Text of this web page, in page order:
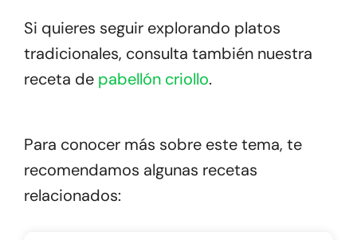
Si quieres seguir explorando platos
tradicionales, consulta también nuestra
receta de pabellón criollo.
Para conocer más sobre este tema, te
recomendamos algunas recetas
relacionados: